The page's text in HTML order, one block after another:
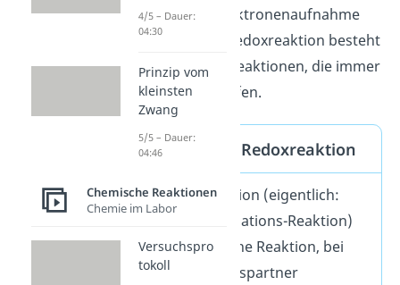
Oxidation, die Elektronenaufnahme
Reduktion
. Eine Redoxreaktion besteht
also aus zwei Teilreaktionen, die immer
gemeinsam ablaufen.
Definition der Redoxreaktion
Eine Redoxreaktion (eigentlich:
Reduktions-Oxidations-Reaktion)
ist eine chemische Reaktion, bei
der ein Reaktionspartner
4/5 – Dauer:
04:30
Prinzip vom
kleinsten
Zwang
5/5 – Dauer:
04:46
Chemische Reaktionen
Chemie im Labor
Versuchspro
tokoll